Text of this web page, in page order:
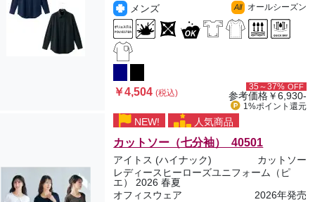
メンズ
All オールシーズン
￥4,504(税込)
35～37% OFF
参考価格￥6,930-
1%ポイント 還元
NEW! 人気商品
カットソー（七分袖） 40501
アイトス (ハイナック)
カットソー
レディースヒーローズユニフォーム（ピ
エ） 2026 春夏
オフィスウェア
2026年発売